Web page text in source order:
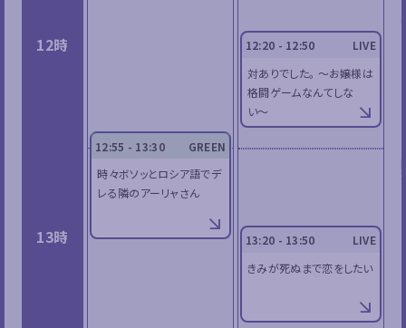
12時
13時
12:55 - 13:30
GREEN
時々ボソッとロシア語でデ
レる隣のアーリャさん
12:20 - 12:50
LIVE
対ありでした。 〜お嬢様は
格闘ゲームなんてしな
い〜
13:20 - 13:50
LIVE
きみが死ぬまで恋をしたい